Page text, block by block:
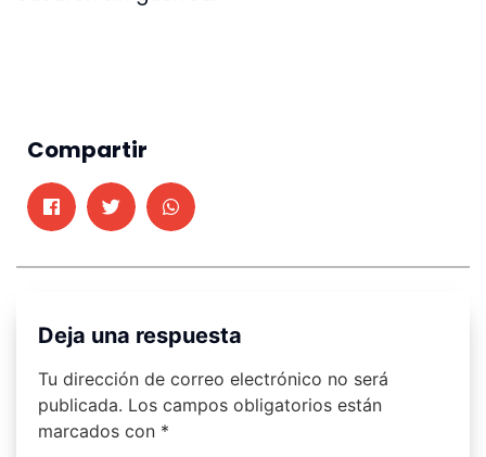
Compartir
Deja una respuesta
Tu dirección de correo electrónico no será
publicada. Los campos obligatorios están
marcados con *